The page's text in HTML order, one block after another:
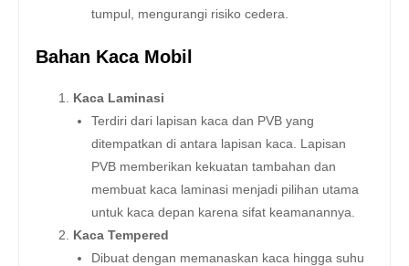
tumpul, mengurangi risiko cedera.
Bahan Kaca Mobil
Kaca Laminasi
Terdiri dari lapisan kaca dan PVB yang
ditempatkan di antara lapisan kaca. Lapisan
PVB memberikan kekuatan tambahan dan
membuat kaca laminasi menjadi pilihan utama
untuk kaca depan karena sifat keamanannya.
Kaca Tempered
Dibuat dengan memanaskan kaca hingga suhu